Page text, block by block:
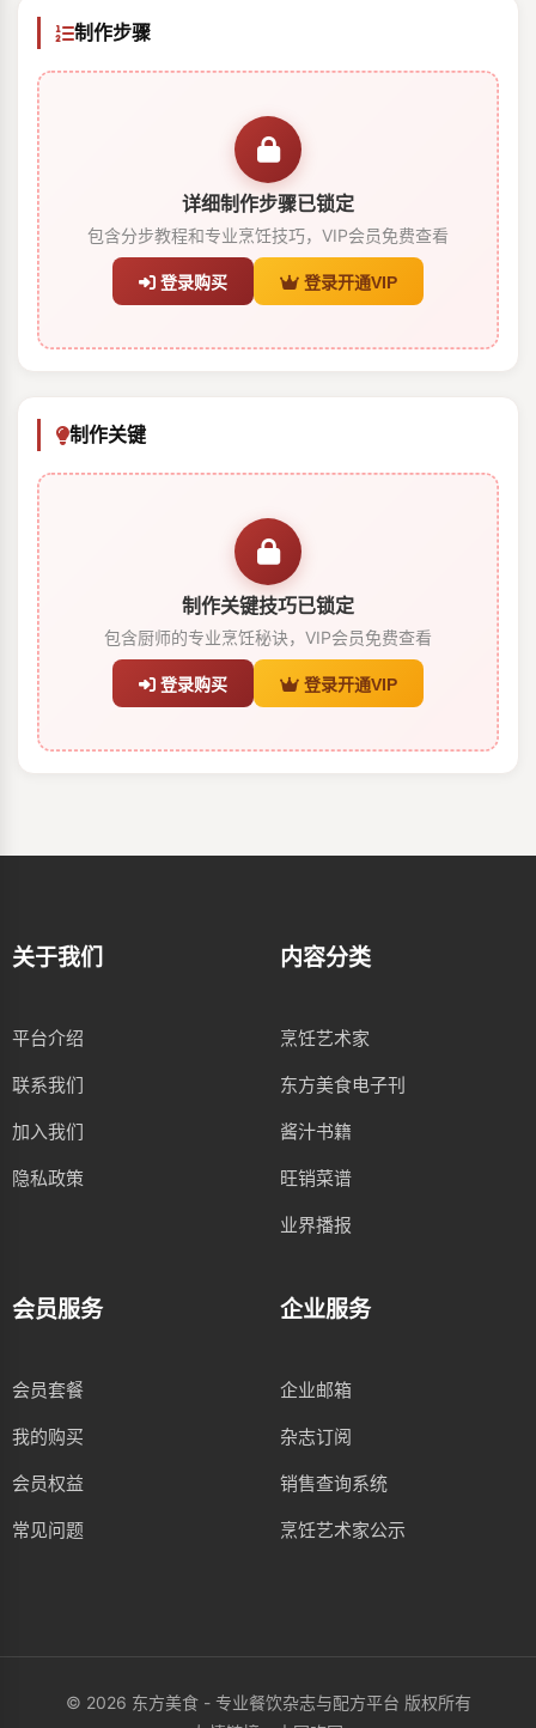
制作步骤
详细制作步骤已锁定
包含分步教程和专业烹饪技巧，VIP会员免费查看
登录购买 登录开通VIP
制作关键
制作关键技巧已锁定
包含厨师的专业烹饪秘诀，VIP会员免费查看
登录购买 登录开通VIP
关于我们
平台介绍
联系我们
加入我们
隐私政策
内容分类
烹饪艺术家
东方美食电子刊
酱汁书籍
旺销菜谱
业界播报
会员服务
会员套餐
我的购买
会员权益
常见问题
企业服务
企业邮箱
杂志订阅
销售查询系统
烹饪艺术家公示
© 2026 东方美食 - 专业餐饮杂志与配方平台 版权所有